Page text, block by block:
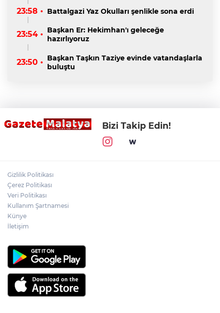
23:58 • Battalgazi Yaz Okulları şenlikle sona erdi
23:54 • Başkan Er: Hekimhan'ı geleceğe
hazırlıyoruz
23:50 • Başkan Taşkın Taziye evinde vatandaşlarla
buluştu
Bizi Takip Edin!
Gizlilik Politikası
Çerez Politikası
Veri Politikası
Kullanım Şartnamesi
Künye
İletişim